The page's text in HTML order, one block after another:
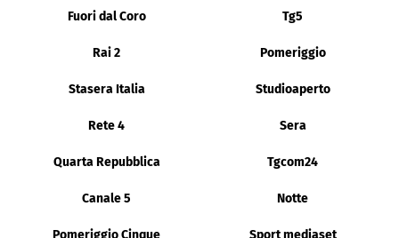
Fuori dal Coro Tg5
Rai 2 Pomeriggio
Stasera Italia Studioaperto
Rete 4 Sera
Quarta Repubblica Tgcom24
Canale 5 Notte
Pomeriggio Cinque Sport mediaset